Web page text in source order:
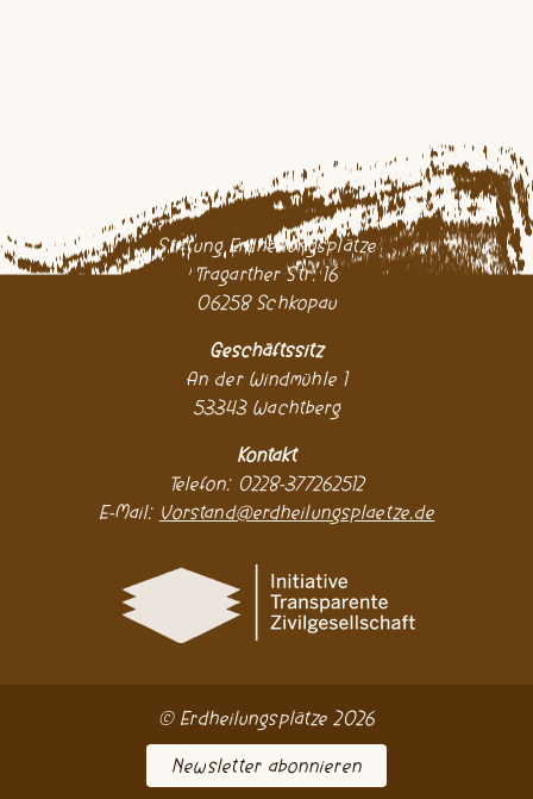
Stiftung Erdheilungsplätze
Tragarther Str. 16
06258 Schkopau
Geschäftssitz
An der Windmühle 1
53343 Wachtberg
Kontakt
Telefon: 0228-377262512
E-Mail: Vorstand@erdheilungsplaetze.de
© Erdheilungsplätze 2026
Newsletter abonnieren